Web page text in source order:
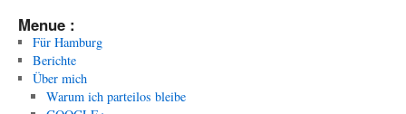
Menue :
Für Hamburg
Berichte
Über mich
Warum ich parteilos bleibe